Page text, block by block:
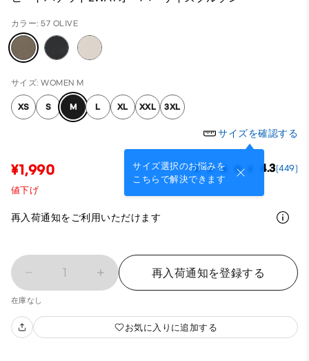
カラー: 57 OLIVE
サイズ: WOMEN M
XS S M L XL XXL 3XL
サイズを確認する
サイズ選択のお悩みを
こちらで解決できます
¥1,990 4.3(449)
値下げ
再入荷通知をご利用いただけます
1 再入荷通知を登録する
在庫なし
お気に入りに追加する